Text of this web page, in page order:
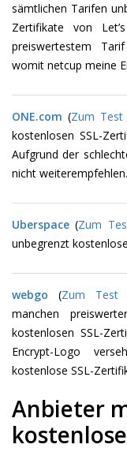
sämtlichen Tarifen
Zertifikate von
preiswertestem
womit netcup meine
ONE.com (Zum Test
kostenlosen SSL-
Aufgrund der
nicht weiterempfehlen.
Uberspace (Zum
unbegrenzt
webgo (Zum Test
manchen
kostenlosen SSL-
Encrypt-Logo
kostenlose SSL-
Anbieter